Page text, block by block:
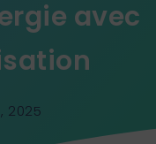
avec
2025